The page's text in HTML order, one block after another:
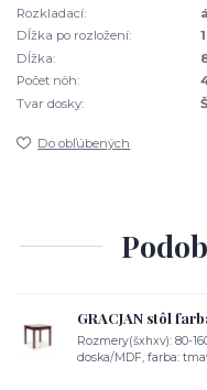
Rozkladací:
Dĺžka po rozložení:
Dĺžka:
Počet nôh:
Tvar dosky:
Do obľúbených
GRACJAN stôl
Rozmery(šxhxv): 80-
doska/MDF, farba: